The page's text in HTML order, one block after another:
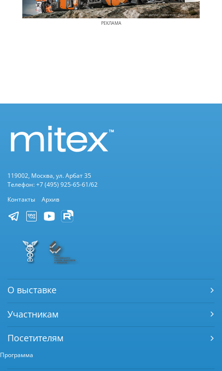
РЕКЛАМА
119002, Москва, ул. Арбат 35
Телефон: +7 (495) 925-65-61/62
Контакты
Архив
О выставке
Участникам
Посетителям
Программа